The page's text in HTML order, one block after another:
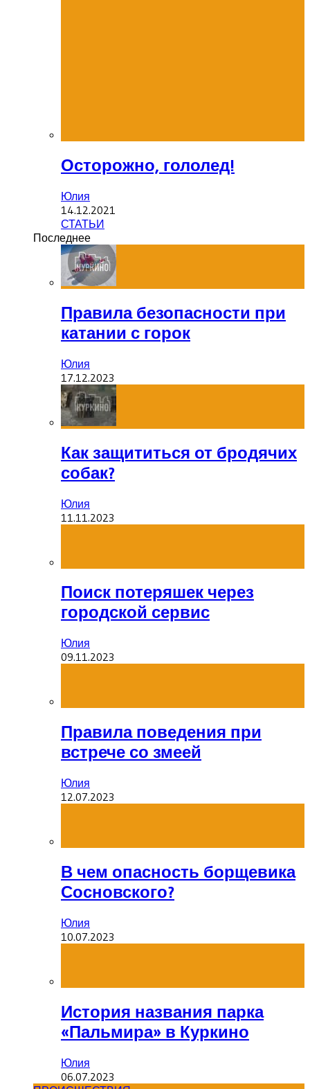
Осторожно, гололед!
Юлия
14.12.2021
СТАТЬИ
Последнее
Правила безопасности при
катании с горок
Юлия
17.12.2023
Как защититься от бродячих
собак?
Юлия
11.11.2023
Поиск потеряшек через
городской сервис
Юлия
09.11.2023
Правила поведения при
встрече со змеей
Юлия
12.07.2023
В чем опасность борщевика
Сосновского?
Юлия
10.07.2023
История названия парка
«Пальмира» в Куркино
Юлия
06.07.2023